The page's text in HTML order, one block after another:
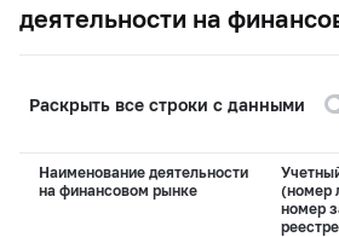
деятельности на
Раскрыть все строки с данными
Наименование деятельности
на финансовом рынке
(номер
номер